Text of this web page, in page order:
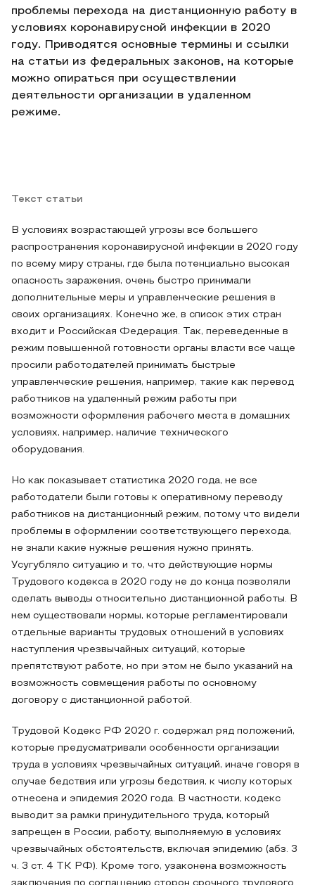
проблемы перехода на дистанционную работу в
условиях коронавирусной инфекции в 2020
году. Приводятся основные термины и ссылки
на статьи из федеральных законов, на которые
можно опираться при осуществлении
деятельности организации в удаленном
режиме.
Текст статьи
В условиях возрастающей угрозы все большего
распространения коронавирусной инфекции в 2020 году
по всему миру страны, где была потенциально высокая
опасность заражения, очень быстро принимали
дополнительные меры и управленческие решения в
своих организациях. Конечно же, в список этих стран
входит и Российская Федерация. Так, переведенные в
режим повышенной готовности органы власти все чаще
просили работодателей принимать быстрые
управленческие решения, например, такие как перевод
работников на удаленный режим работы при
возможности оформления рабочего места в домашних
условиях, например, наличие технического
оборудования.
Но как показывает статистика 2020 года, не все
работодатели были готовы к оперативному переводу
работников на дистанционный режим, потому что видели
проблемы в оформлении соответствующего перехода,
не знали какие нужные решения нужно принять.
Усугубляло ситуацию и то, что действующие нормы
Трудового кодекса в 2020 году не до конца позволяли
сделать выводы относительно дистанционной работы. В
нем существовали нормы, которые регламентировали
отдельные варианты трудовых отношений в условиях
наступления чрезвычайных ситуаций, которые
препятствуют работе, но при этом не было указаний на
возможность совмещения работы по основному
договору с дистанционной работой.
Трудовой Кодекс РФ 2020 г. содержал ряд положений,
которые предусматривали особенности организации
труда в условиях чрезвычайных ситуаций, иначе говоря в
случае бедствия или угрозы бедствия, к числу которых
отнесена и эпидемия 2020 года. В частности, кодекс
выводит за рамки принудительного труда, который
запрещен в России, работу, выполняемую в условиях
чрезвычайных обстоятельств, включая эпидемию (абз. 3
ч. 3 ст. 4 ТК РФ). Кроме того, узаконена возможность